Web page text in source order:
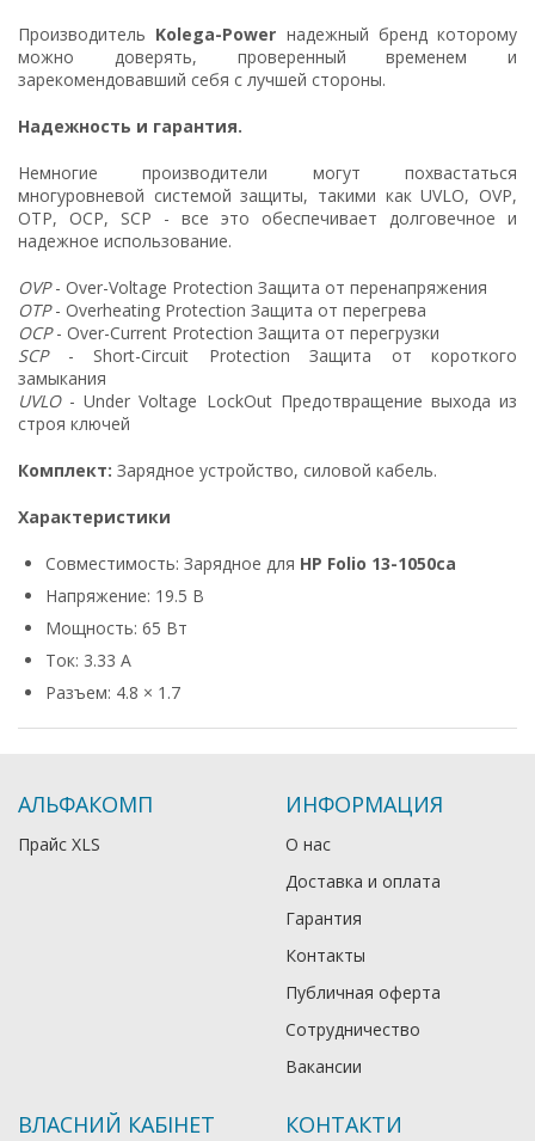
Производитель Kolega-Power надежный бренд которому
можно доверять, проверенный временем и
зарекомендовавший себя с лучшей стороны.
Надежность и гарантия.
Немногие производители могут похвастаться
многуровневой системой защиты, такими как UVLO, OVP,
OTP, OCP, SCP - все это обеспечивает долговечное и
надежное использование.
OVP- Over-Voltage Protection Защита от перенапряжения
OTP- Overheating Protection Защита от перегрева
OCP- Over-Current Protection Защита от перегрузки
SCP- Short-Circuit Protection Защита от короткого
замыкания
UVLO- Under Voltage LockOut Предотвращение выхода из
строя ключей
Комплект: Зарядное устройство, силовой кабель.
Характеристики
Совместимость: Зарядное для HP Folio 13-1050ca
Напряжение: 19.5 В
Мощность: 65 Вт
Ток: 3.33 А
Разъем: 4.8 × 1.7
АЛЬФАКОМП
Прайс XLS
ИНФОРМАЦИЯ
О нас
Доставка и оплата
Гарантия
Контакты
Публичная оферта
Сотрудничество
Вакансии
ВЛАСНИЙ КАБІНЕТ КОНТАКТИ